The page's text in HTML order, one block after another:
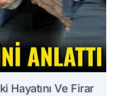
Hayatını Ve Firar